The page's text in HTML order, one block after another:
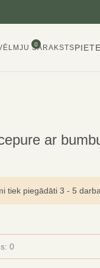
0
SARAKSTS
ar
tiek piegādāti 3 - 5
0